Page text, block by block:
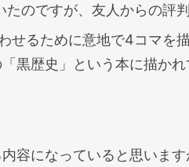
たのですが、友人からの評
せるために意地で4コマを
黒歴史」という本に描かれ
容になっていると思いま